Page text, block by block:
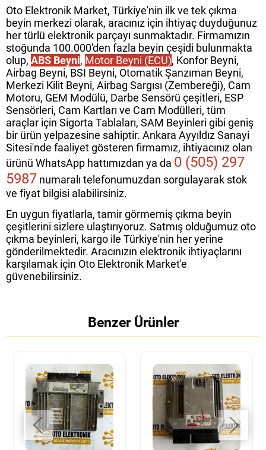
Oto Elektronik Market, Türkiye'nin ilk ve tek çıkma
beyin merkezi olarak, aracınız için ihtiyaç duyduğunuz
her türlü elektronik parçayı sunmaktadır. Firmamızın
stoğunda 100.000'den fazla beyin çeşidi bulunmakta
olup, ABS Beyni, Motor Beyni (ECU), Konfor Beyni,
Airbag Beyni, BSI Beyni, Otomatik Şanzıman Beyni,
Merkezi Kilit Beyni, Airbag Sargısı (Zembereği), Cam
Motoru, GEM Modülü, Darbe Sensörü çeşitleri, ESP
Sensörleri, Cam Kartları ve Cam Modülleri, tüm
araçlar için Sigorta Tablaları, SAM Beyinleri gibi geniş
bir ürün yelpazesine sahiptir. Ankara Ayyıldız Sanayi
Sitesi'nde faaliyet gösteren firmamız, ihtiyacınız olan
ürünü WhatsApp hattımızdan ya da 0 (505) 297
5987 numaralı telefonumuzdan sorgulayarak stok
ve fiyat bilgisi alabilirsiniz.
En uygun fiyatlarla, tamir görmemiş çıkma beyin
çeşitlerini sizlere ulaştırıyoruz. Satmış olduğumuz oto
çıkma beyinleri, kargo ile Türkiye'nin her yerine
gönderilmektedir. Aracınızın elektronik ihtiyaçlarını
karşılamak için Oto Elektronik Market'e
güvenebilirsiniz.
Benzer Ürünler